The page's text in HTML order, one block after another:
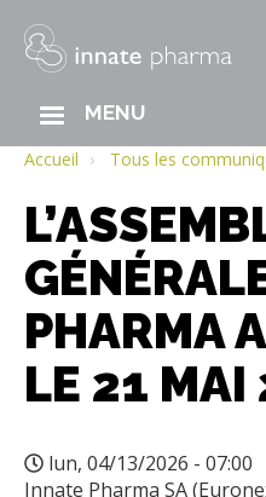
principal
MAIN
NAVIGATION
MENU
Accueil Tous les
PHARMA
LE 21
lun, 04/13/2026 - 07:00
Innate Pharma SA